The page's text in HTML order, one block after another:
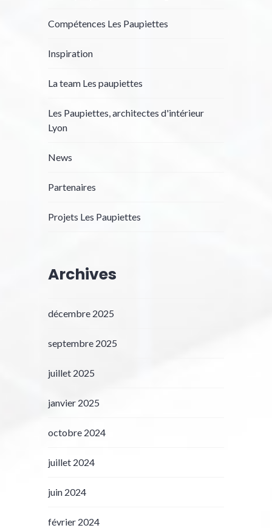
Compétences Les Paupiettes
Inspiration
La team Les paupiettes
Les Paupiettes, architectes d'intérieur
Lyon
News
Partenaires
Projets Les Paupiettes
Archives
décembre 2025
septembre 2025
juillet 2025
janvier 2025
octobre 2024
juillet 2024
juin 2024
février 2024